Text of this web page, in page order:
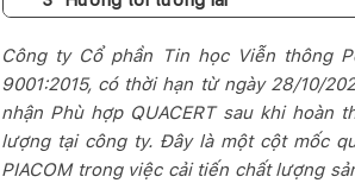
Công ty Cổ phần Tin học Viễn thông
9001:2015, có thời hạn từ ngày 28/10/
nhận Phù hợp QUACERT sau khi hoàn
lượng tại công ty. Đây là một cột mốc
PIACOM trong việc cải tiến chất lượng